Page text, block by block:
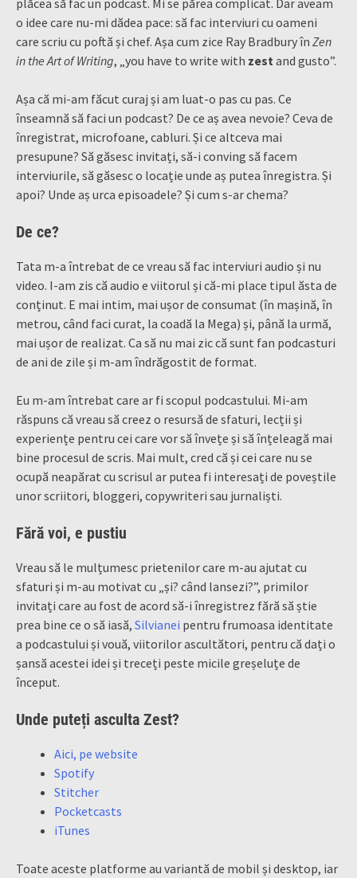
o idee care nu-mi dădea pace: să fac interviuri cu oameni
care scriu cu poftă și chef. Așa cum zice Ray Bradbury în Zen
in the Art of Writing, „you have to write with zest and gusto”.
Așa că mi-am făcut curaj și am luat-o pas cu pas. Ce
înseamnă să faci un podcast? De ce aș avea nevoie? Ceva de
înregistrat, microfoane, cabluri. Și ce altceva mai
presupune? Să găsesc invitați, să-i conving să facem
interviurile, să găsesc o locație unde aș putea înregistra. Și
apoi? Unde aș urca episoadele? Și cum s-ar chema?
De ce?
Tata m-a întrebat de ce vreau să fac interviuri audio și nu
video. I-am zis că audio e viitorul și că-mi place tipul ăsta de
conținut. E mai intim, mai ușor de consumat (în mașină, în
metrou, când faci curat, la coadă la Mega) și, până la urmă,
mai ușor de realizat. Ca să nu mai zic că sunt fan podcasturi
de ani de zile și m-am îndrăgostit de format.
Eu m-am întrebat care ar fi scopul podcastului. Mi-am
răspuns că vreau să creez o resursă de sfaturi, lecții și
experiențe pentru cei care vor să învețe și să înțeleagă mai
bine procesul de scris. Mai mult, cred că și cei care nu se
ocupă neapărat cu scrisul ar putea fi interesați de poveștile
unor scriitori, bloggeri, copywriteri sau jurnaliști.
Fără voi, e pustiu
Vreau să le mulțumesc prietenilor care m-au ajutat cu
sfaturi și m-au motivat cu „și? când lansezi?”, primilor
invitați care au fost de acord să-i înregistrez fără să știe
prea bine ce o să iasă, Silvianei pentru frumoasa identitate
a podcastului și vouă, viitorilor ascultători, pentru că dați o
șansă acestei idei și treceți peste micile greșeluțe de
început.
Unde puteți asculta Zest?
Aici, pe website
Spotify
Stitcher
Pocketcasts
iTunes
Toate aceste platforme au variantă de mobil și desktop, iar